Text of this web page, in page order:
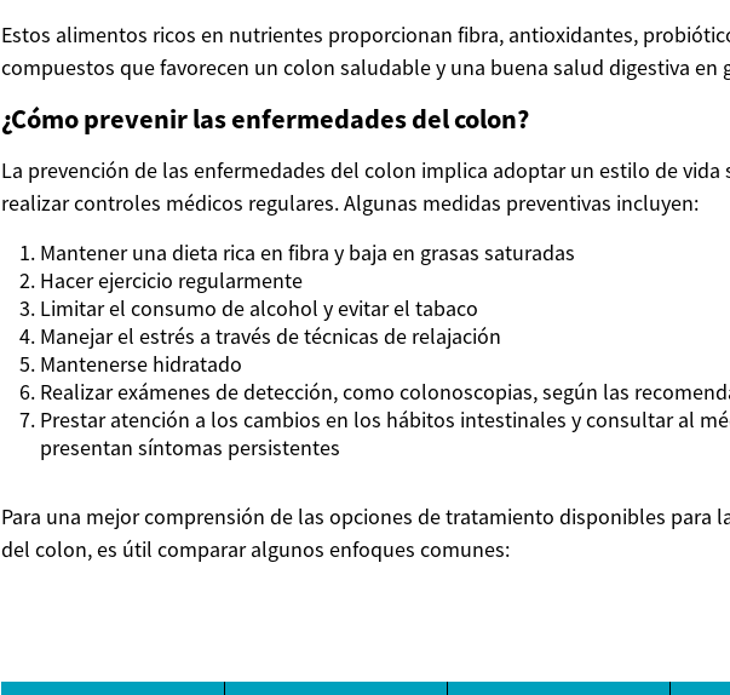
Estos alimentos ricos en nutrientes proporcionan fibra, antioxidantes,
compuestos que favorecen un colon saludable y una buena salud digestiva en
¿Cómo prevenir las enfermedades del colon?
La prevención de las enfermedades del colon implica adoptar un estilo de vida
realizar controles médicos regulares. Algunas medidas preventivas incluyen:
Mantener una dieta rica en fibra y baja en grasas saturadas
Hacer ejercicio regularmente
Limitar el consumo de alcohol y evitar el tabaco
Manejar el estrés a través de técnicas de relajación
Mantenerse hidratado
Realizar exámenes de detección, como colonoscopias, según las
Prestar atención a los cambios en los hábitos intestinales y consultar al
presentan síntomas persistentes
Para una mejor comprensión de las opciones de tratamiento disponibles para
del colon, es útil comparar algunos enfoques comunes: